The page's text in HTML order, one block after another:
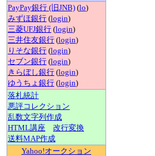
PayPay銀行 (旧JNB) (lo)
みずほ銀行 (login)
三菱UFJ銀行 (login)
三井住友銀行 (login)
りそな銀行 (login)
セブン銀行 (login)
きらぼし銀行 (login)
ゆうちょ銀行 (login)
落札統計
悪評コレクション
乱数文字列作成
HTML講座
改行変換
送料MAP作成
Yahoo!オークション